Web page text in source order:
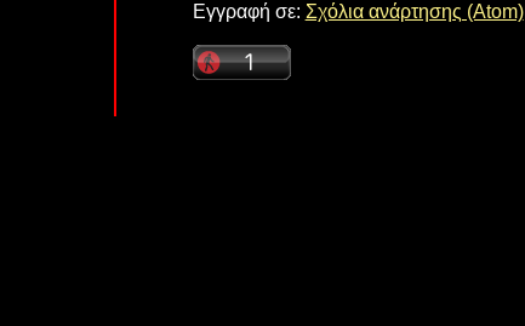
Εγγραφή σε: Σχόλια ανάρτησης (Atom)